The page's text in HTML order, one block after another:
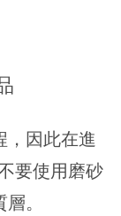
，因此在進
要使用磨砂
。